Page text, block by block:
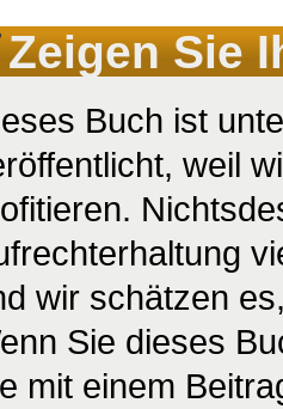
Zeigen Sie
Buch ist
weil
wir schätzen
Sie dieses
mit einem